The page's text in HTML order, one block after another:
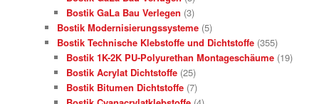
Bostik GaLa Bau Verlegen (3)
Bostik Modernisierungssysteme (5)
Bostik Technische Klebstoffe und Dichtstoffe (355)
Bostik 1K-2K PU-Polyurethan Montageschäume (19)
Bostik Acrylat Dichtstoffe (25)
Bostik Bitumen Dichtstoffe (7)